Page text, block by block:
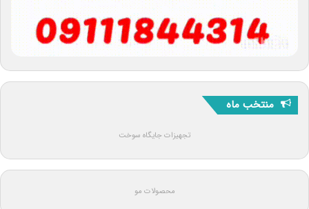
منتخب ماه
تجهیزات جایگاه سوخت
محصولات مو